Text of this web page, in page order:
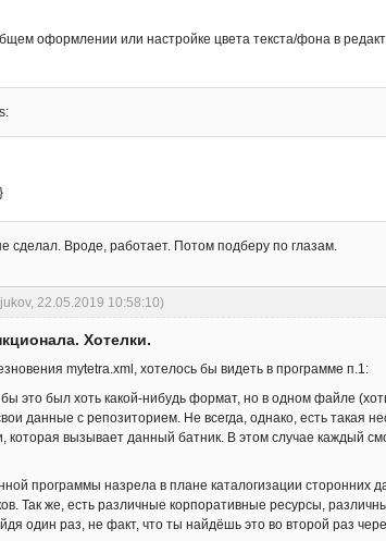
оформлении или настройке цвета текста/фона в
сделал. Вроде, работает. Потом подберу по глазам.
22.05.2019 10:58:10)
Хотелки.
mytetra.xml, хотелось бы видеть в программе п.1:
бы это был хоть какой-нибудь формат, но в одном файле
данные с репозиторием. Не всегда, однако, есть такая
которая вызывает данный батник. В этом случае каждый
программы назрела в плане каталогизации сторонних
Так же, есть различные корпоративные ресурсы,
один раз, не факт, что ты найдёшь это во второй раз